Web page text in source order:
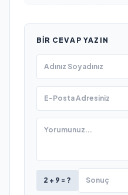
BIR CEVAP YAZIN
2 + 9 = ?